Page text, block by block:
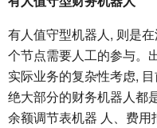
有人值守型机器人, 则是
个节点需要人工的参与。
实际业务的复杂性考虑,
绝大部分的财务机器人都
余额调节表机器 人、费